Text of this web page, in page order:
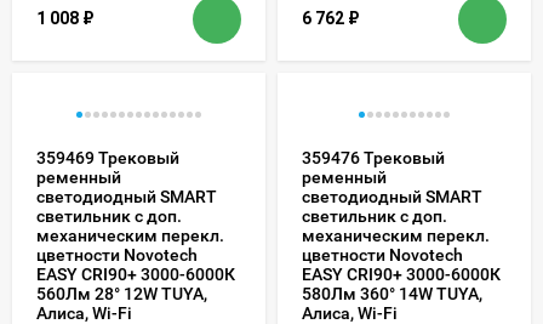
1 008 ₽ 6 762 ₽
359469 Трековый
ременный
светодиодный SMART
светильник c доп.
механическим перекл.
цветности Novotech
EASY CRI90+ 3000-6000К
560Лм 28° 12W TUYA,
Алиса, Wi-Fi
359476 Трековый
ременный
светодиодный SMART
светильник c доп.
механическим перекл.
цветности Novotech
EASY CRI90+ 3000-6000К
580Лм 360° 14W TUYA,
Алиса, Wi-Fi